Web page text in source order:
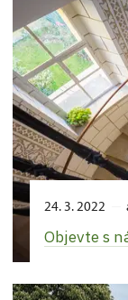
24. 3. 2022
Objevte s